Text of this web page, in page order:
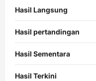
Hasil Langsung
Hasil pertandingan
Hasil Sementara
Hasil Terkini